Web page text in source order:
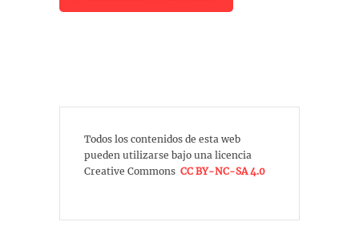
Todos los contenidos de esta web
pueden utilizarse bajo una licencia
Creative Commons CC BY-NC-SA 4.0